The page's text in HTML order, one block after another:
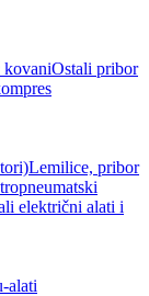
kovaniOstali pribor
Lemilice, pribor
električni alati i
alati